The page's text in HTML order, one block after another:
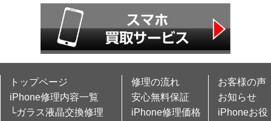
トップページ
iPhone修理内容一覧
└ガラス液晶交換修理
修理の流れ
安心無料保証
iPhone修理価格
お客様の声
お知らせ
iPhoneお役